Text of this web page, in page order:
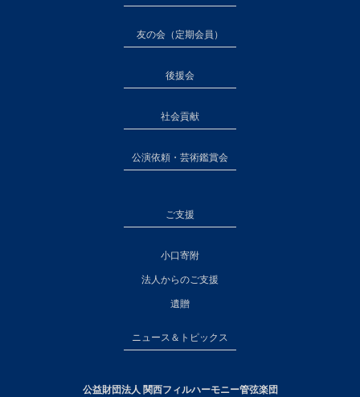
友の会（定期会員）
後援会
社会貢献
公演依頼・芸術鑑賞会
ご支援
小口寄附
法人からのご支援
遺贈
ニュース＆トピックス
公益財団法人 関西フィルハーモニー管弦楽団